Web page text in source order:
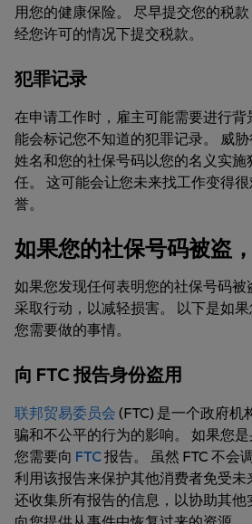
用您的健康保险。 尽早提交您的税
经您许可的情况下提交税款。
犯罪记录
在申请工作时，雇主可能需要进行背
能会标记您不知道的犯罪记录。 威
姓名和您的社保号码以您的名义实
任。 这可能会让您未来找工作变得
誉。
如果您的社保号码被盗
如果您发现任何表明您的社保号码被
采取行动，以减轻损害。 以下是如果
您需要做的事情。
向 FTC 报告身份盗用
联邦贸易委员会 (FTC) 是一个政府机
骗和不公平的行为的影响。 如果您是
您需要向 FTC报告。 虽然 FTC 不会
利用该报告来保护其他消费者免受未
还收集所有报告的信息，以协助其